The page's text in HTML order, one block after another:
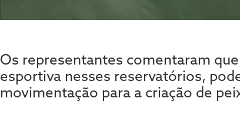
Os representantes comentaram
esportiva nesses reservatórios,
movimentação para a criação de